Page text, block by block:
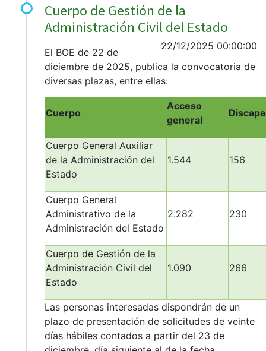
Cuerpo de Gestión de la
Administración Civil del Estado
22/12/2025 00:00:00
El BOE de 22 de
diciembre de 2025, publica la convocatoria de
diversas plazas, entre ellas:
Cuerpo
Acceso
general
Cuerpo General Auxiliar
de la Administración del
Estado
1.544 156
Cuerpo General
Administrativo de la
Administración del Estado
2.282 230
Cuerpo de Gestión de la
Administración Civil del
Estado
1.090 266
Las personas interesadas dispondrán de un
plazo de presentación de solicitudes de veinte
días hábiles contados a partir del 23 de